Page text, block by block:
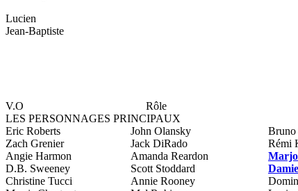
Lucien
Jean-Baptiste
V.O Rôle
LES PERSONNAGES PRINCIPAUX
Eric Roberts
John Olansky
Bruno
Zach Grenier
Jack DiRado
Rémi
Angie Harmon
Amanda Reardon
D.B. Sweeney
Scott Stoddard
Christine Tucci
Annie Rooney